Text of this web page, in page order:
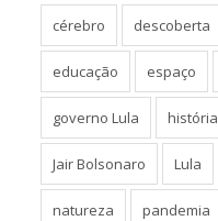
cérebro descoberta
educação espaço
governo Lula história
Jair Bolsonaro Lula
natureza pandemia